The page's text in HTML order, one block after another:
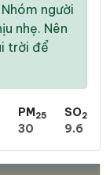
người
nhẹ. Nên
trời để
PM25
30
SO2
9.6